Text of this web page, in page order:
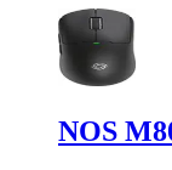
NOS